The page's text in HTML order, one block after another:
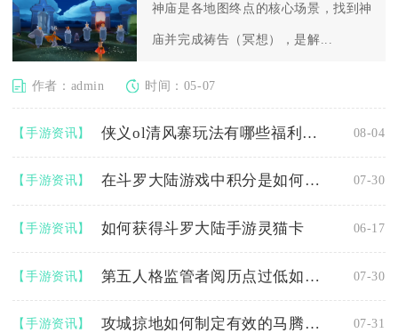
神庙是各地图终点的核心场景，找到神
庙并完成祷告（冥想），是解...
作者：admin 时间：05-07
【手游资讯】 侠义ol清风寨玩法有哪些福利待遇 08-04
【手游资讯】 在斗罗大陆游戏中积分是如何得到的 07-30
【手游资讯】 如何获得斗罗大陆手游灵猫卡 06-17
【手游资讯】 第五人格监管者阅历点过低如何处理 07-30
【手游资讯】 攻城掠地如何制定有效的马腾攻城计划 07-31